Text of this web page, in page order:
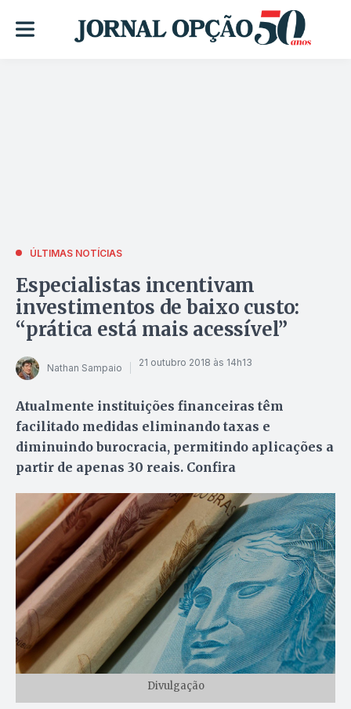
ÚLTIMAS NOTÍCIAS
Especialistas incentivam
investimentos de baixo custo:
“prática está mais acessível”
Nathan Sampaio 21 outubro 2018 às 14h13
Atualmente instituições financeiras têm
facilitado medidas eliminando taxas e
diminuindo burocracia, permitindo aplicações a
partir de apenas 30 reais. Confira
Divulgação